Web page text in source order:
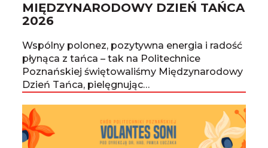
MIĘDZYNARODOWY DZIEŃ TAŃCA
2026
Wspólny polonez, pozytywna energia i radość
płynąca z tańca – tak na Politechnice
Poznańskiej świętowaliśmy Międzynarodowy
Dzień Tańca, pielęgnując…